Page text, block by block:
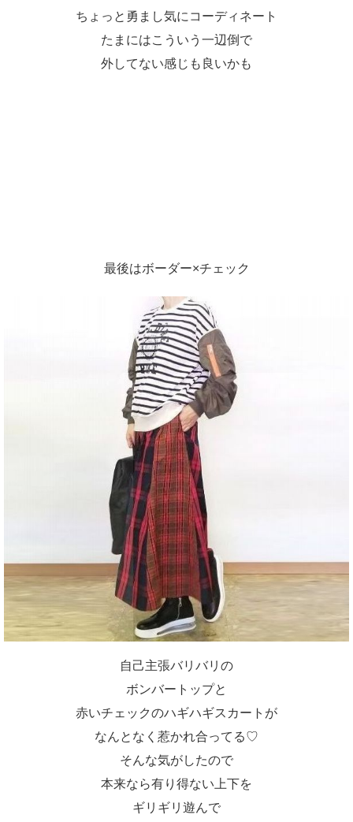
ちょっと勇まし気にコーディネート
たまにはこういう一辺倒で
外してない感じも良いかも
最後はボーダー×チェック
自己主張バリバリの
ボンバートップと
赤いチェックのハギハギスカートが
なんとなく惹かれ合ってる♡
そんな気がしたので
本来なら有り得ない上下を
ギリギリ遊んで